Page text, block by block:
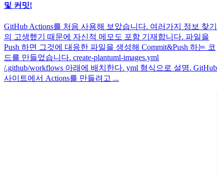
및 커밋!
GitHub Actions를 처음 사용해 보았습니다. 여러가지 정보 찾기
의 고생했기 때문에 자신적 메모도 포함 기재합니다. 파일을
Push 하면 그것에 대응한 파일을 생성해 Commit&Push 하는 코
드를 만들었습니다. create-plantuml-images.yml
/.github/workflows 아래에 배치한다. yml 형식으로 설명. GitHub
사이트에서 Actions를 만들려고 ...